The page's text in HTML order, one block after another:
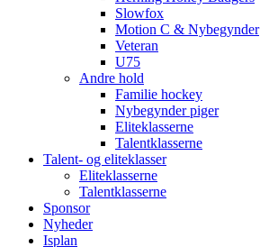
Slowfox
Motion C & Nybegynder
Veteran
U75
Andre hold
Familie hockey
Nybegynder piger
Eliteklasserne
Talentklasserne
Talent- og eliteklasser
Eliteklasserne
Talentklasserne
Sponsor
Nyheder
Isplan